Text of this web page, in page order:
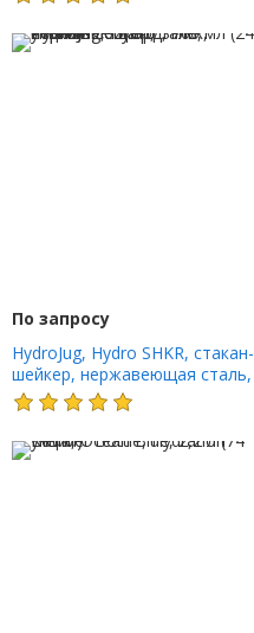
По запросу
HydroJug, Hydro SHKR, стакан-
шейкер, нержавеющая сталь,
черный леопард, 700 мл (24
унции)